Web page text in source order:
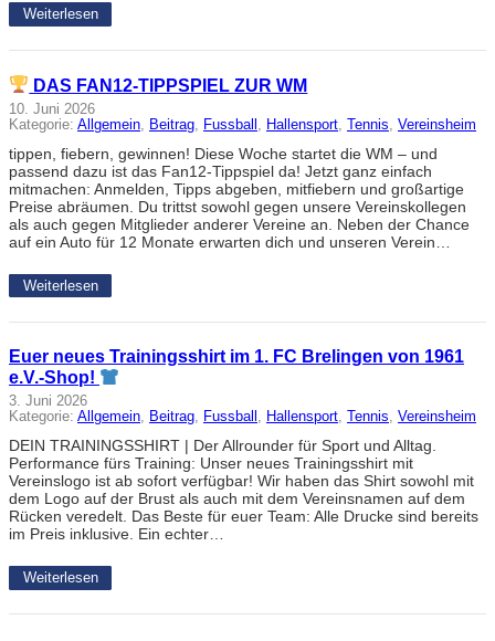
Weiterlesen
DAS FAN12-TIPPSPIEL ZUR WM
10. Juni 2026
Kategorie: Allgemein, Beitrag, Fussball , Hallensport, Tennis, Vereinsheim
tippen, fiebern, gewinnen! Diese Woche startet die WM – und
passend dazu ist das Fan12-Tippspiel da! Jetzt ganz einfach
mitmachen: Anmelden, Tipps abgeben, mitfiebern und großartige
Preise abräumen. Du trittst sowohl gegen unsere Vereinskollegen
als auch gegen Mitglieder anderer Vereine an. Neben der Chance
auf ein Auto für 12 Monate erwarten dich und unseren Verein…
Weiterlesen
Euer neues Trainingsshirt im 1. FC Brelingen von 1961
e.V.-Shop!
3. Juni 2026
Kategorie: Allgemein, Beitrag, Fussball , Hallensport, Tennis, Vereinsheim
DEIN TRAININGSSHIRT | Der Allrounder für Sport und Alltag.
Performance fürs Training: Unser neues Trainingsshirt mit
Vereinslogo ist ab sofort verfügbar! Wir haben das Shirt sowohl mit
dem Logo auf der Brust als auch mit dem Vereinsnamen auf dem
Rücken veredelt. Das Beste für euer Team: Alle Drucke sind bereits
im Preis inklusive. Ein echter…
Weiterlesen